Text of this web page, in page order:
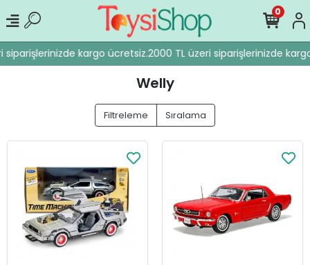
kargo ücretsiz.2000 TL üzeri siparişlerinizde
0
Welly
Filtreleme Sıralama